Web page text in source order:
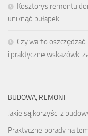
Kosztorys remontu
uniknąć pułapek
Czy warto
i praktyczne wskazówki
BUDOWA, REMONT
Jakie są korzyści z
Praktyczne porady na